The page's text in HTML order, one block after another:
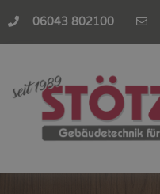
06043 802100